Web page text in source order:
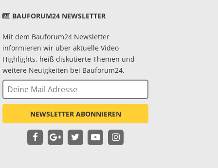
BAUFORUM24 NEWSLETTER
Mit dem Bauforum24 Newsletter
informieren wir über aktuelle Video
Highlights, heiß diskutierte Themen und
weitere Neuigkeiten bei Bauforum24.
NEWSLETTER ABONNIEREN